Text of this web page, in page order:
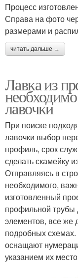
Процесс
Справа на фото
размерами и
читать дальше →
Лавка из
лавочки
При поиске
лавочки выбор
профиль, срок
сделать скамейку
Отправляясь в
необходимого,
изготовленный
профильной
элементов, все же
подробных
оснащают
указанием их